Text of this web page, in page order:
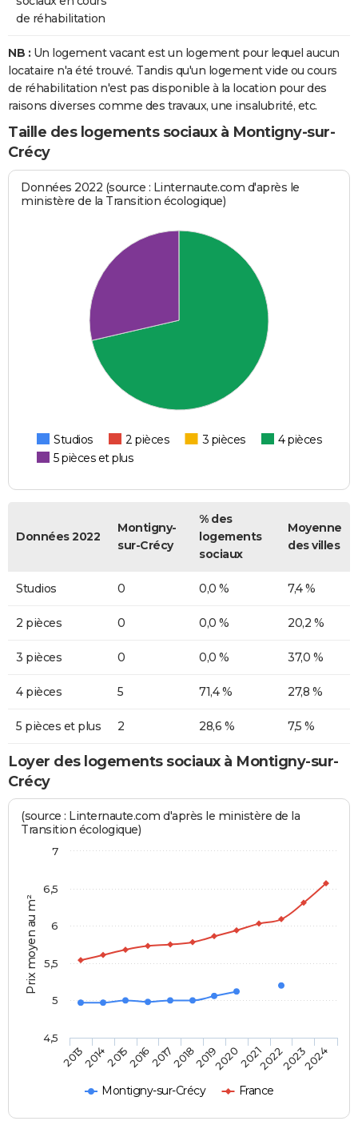
de réhabilitation
NB : Un logement vacant est un logement pour lequel aucun
locataire n'a été trouvé. Tandis qu'un logement vide ou cours
de réhabilitation n'est pas disponible à la location pour des
raisons diverses comme des travaux, une insalubrité, etc.
Taille des logements sociaux à Montigny-sur-
Crécy
Données 2022 (source : Linternaute.com d'après le
ministère de la Transition écologique)
Studios 2 pièces 3 pièces
4 pièces
5 pièces et plus
Données 2022
Montigny-
sur-Crécy
% des
logements
sociaux
Moyenne
des villes
Studios 0 0,0 % 7,4 %
2 pièces 0 0,0 % 20,2 %
3 pièces 0 0,0 % 37,0 %
4 pièces 5 71,4 % 27,8 %
5 pièces et plus 2 28,6 % 7,5 %
Loyer des logements sociaux à Montigny-sur-
Crécy
Prix moyen au m²
(source : Linternaute.com d'après le ministère de la
Transition écologique)
Montigny-sur-Crécy France
201320142015201620172018201920202021202220232024
4,5
5
5,5
6
6,5
7